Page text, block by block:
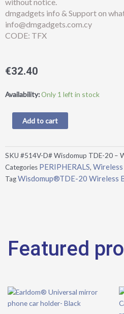
dmgadgets info & Support on
info@dmgadgets.com.cy
CODE: TFX
€32.40
Availability:Only 1 left in stock
Wisdomup®TDE-
Wireless
BT
Headset
-
Apricot
quantity
Add to cart
SKU #514V-D# Wisdomup TDE-20 –
Categories PERIPHERALS, Wireless
TagWisdomup®TDE-20 Wireless
Featured